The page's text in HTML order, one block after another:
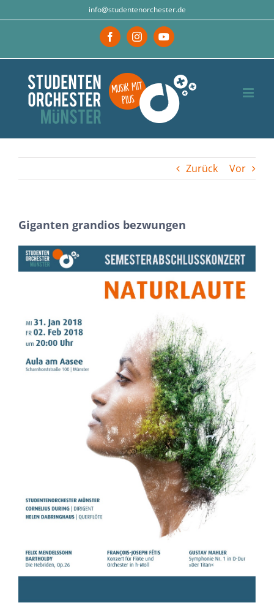
info@studentenorchester.de
FacebookInstagramYouTube
Zurück Vor
Giganten grandios bezwungen